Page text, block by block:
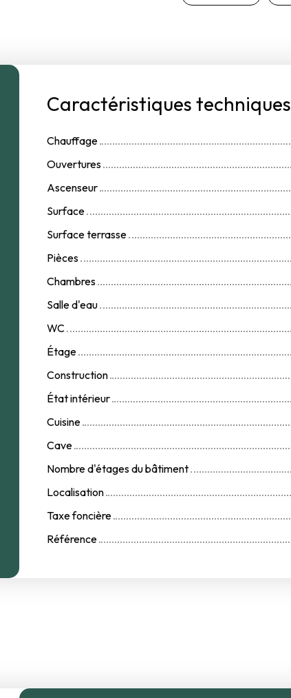
Caractéristiques techniques
Chauffage
Ouvertures
Ascenseur
Surface
Surface terrasse
Pièces
Chambres
Salle d'eau
WC
Étage
Construction
État intérieur
Cuisine
Cave
Nombre d'étages du bâtiment
Localisation
Taxe foncière
Référence